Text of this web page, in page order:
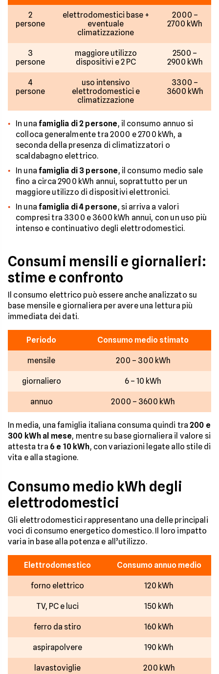
2
persone
elettrodomestici base +
eventuale
climatizzazione
2000 –
2700 kWh
3
persone
maggiore utilizzo
dispositivi e 2 PC
2500 –
2900 kWh
4
persone
uso intensivo
elettrodomestici e
climatizzazione
3300 –
3600 kWh
In unafamiglia di 2 persone, il consumo annuo si
colloca generalmente tra 2000 e 2700 kWh, a
seconda della presenza di climatizzatori o
scaldabagno elettrico.
In unafamiglia di 3 persone, il consumo medio sale
fino a circa 2900 kWh annui, soprattutto per un
maggiore utilizzo di dispositivi elettronici.
In unafamiglia di 4 persone, si arriva a valori
compresi tra 3300 e 3600 kWh annui, con un uso più
intenso e continuativo degli elettrodomestici.
Consumi mensili e giornalieri:
stime e confronto
Il consumo elettrico può essere anche analizzato su
base mensile e giornaliera per avere una lettura più
immediata dei dati.
Periodo Consumo medio stimato
mensile 200 – 300 kWh
giornaliero 6 – 10 kWh
annuo 2000 – 3600 kWh
In media, una famiglia italiana consuma quindi tra200 e
300 kWh al mese, mentre su base giornaliera il valore si
attesta tra 6 e 10 kWh, con variazioni legate allo stile di
vita e alla stagione.
Consumo medio kWh degli
elettrodomestici
Gli elettrodomestici rappresentano una delle principali
voci di consumo energetico domestico. Il loro impatto
varia in base alla potenza e all’utilizzo.
Elettrodomestico Consumo annuo medio
forno elettrico 120 kWh
TV, PC e luci 150 kWh
ferro da stiro 160 kWh
aspirapolvere 190 kWh
lavastoviglie 200 kWh